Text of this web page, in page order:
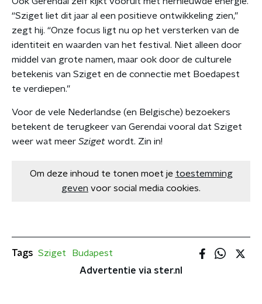
“Sziget liet dit jaar al een positieve ontwikkeling zien,”
zegt hij. “Onze focus ligt nu op het versterken van de
identiteit en waarden van het festival. Niet alleen door
middel van grote namen, maar ook door de culturele
betekenis van Sziget en de connectie met Boedapest
te verdiepen.”
Voor de vele Nederlandse (en Belgische) bezoekers
betekent de terugkeer van Gerendai vooral dat Sziget
weer wat meer Sziget wordt. Zin in!
Om deze inhoud te tonen moet je toestemming
geven voor social media cookies.
Tags Sziget
Budapest
Advertentie via ster.nl